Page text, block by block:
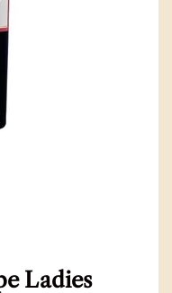
Ladies